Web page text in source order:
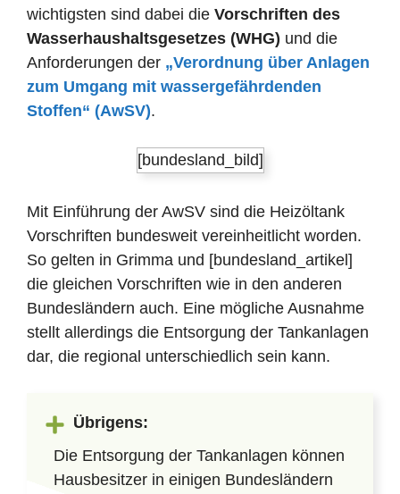
wichtigsten sind dabei die Vorschriften des
Wasserhaushaltsgesetzes (WHG) und die
Anforderungen der „Verordnung über Anlagen
zum Umgang mit wassergefährdenden
Stoffen“ (AwSV).
[bundesland_bild]
Mit Einführung der AwSV sind die Heizöltank
Vorschriften bundesweit vereinheitlicht worden.
So gelten in Grimma und [bundesland_artikel]
die gleichen Vorschriften wie in den anderen
Bundesländern auch. Eine mögliche Ausnahme
stellt allerdings die Entsorgung der Tankanlagen
dar, die regional unterschiedlich sein kann.
Übrigens:
Die Entsorgung der Tankanlagen können
Hausbesitzer in einigen Bundesländern